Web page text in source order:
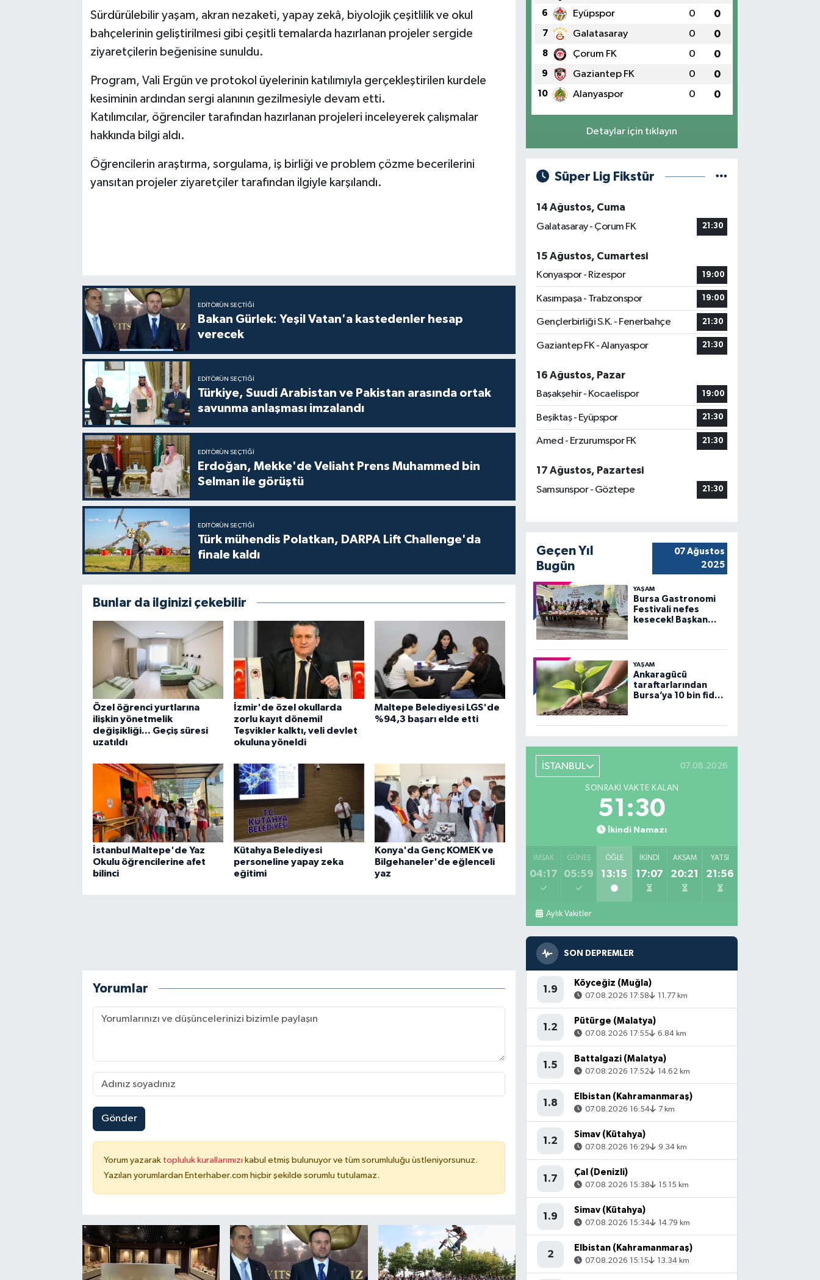
Sürdürülebilir yaşam, akran nezaketi, yapay zekâ, biyolojik çeşitlilik ve okul
bahçelerinin geliştirilmesi gibi çeşitli temalarda hazırlanan projeler sergide
ziyaretçilerin beğenisine sunuldu.
Program, Vali Ergün ve protokol üyelerinin katılımıyla gerçekleştirilen kurdele
kesiminin ardından sergi alanının gezilmesiyle devam etti.
Katılımcılar, öğrenciler tarafından hazırlanan projeleri inceleyerek çalışmalar
hakkında bilgi aldı.
Öğrencilerin araştırma, sorgulama, iş birliği ve problem çözme becerilerini
yansıtan projeler ziyaretçiler tarafından ilgiyle karşılandı.
EDITÖRÜN SEÇTIĞI
Bakan Gürlek: Yeşil Vatan'a kastedenler hesap
verecek
EDITÖRÜN SEÇTIĞI
Türkiye, Suudi Arabistan ve Pakistan arasında ortak
savunma anlaşması imzalandı
EDITÖRÜN SEÇTIĞI
Erdoğan, Mekke'de Veliaht Prens Muhammed bin
Selman ile görüştü
EDITÖRÜN SEÇTIĞI
Türk mühendis Polatkan, DARPA Lift Challenge'da
finale kaldı
Bunlar da ilginizi çekebilir
Özel öğrenci yurtlarına
ilişkin yönetmelik
değişikliği... Geçiş süresi
uzatıldı
İzmir'de özel okullarda
zorlu kayıt dönemi!
Teşvikler kalktı, veli devlet
okuluna yöneldi
Maltepe Belediyesi LGS'de
%94,3 başarı elde etti
İstanbul Maltepe'de Yaz
Okulu öğrencilerine afet
bilinci
Kütahya Belediyesi
personeline yapay zeka
eğitimi
Konya'da Genç KOMEK ve
Bilgehaneler'de eğlenceli
yaz
Yorumlar
Gönder
Yorum yazarak topluluk kurallarımızı kabul etmiş bulunuyor ve tüm sorumluluğu üstleniyorsunuz.
Yazılan yorumlardan Enterhaber.com hiçbir şekilde sorumlu tutulamaz.
6 Eyüpspor 0 0
7 Galatasaray 0 0
8 Çorum FK 0 0
9 Gaziantep FK 0 0
10 Alanyaspor 0 0
Detaylar için tıklayın
Süper Lig Fikstür
14 Ağustos, Cuma
Galatasaray - Çorum FK
21:30
15 Ağustos, Cumartesi
Konyaspor - Rizespor
19:00
Kasımpaşa - Trabzonspor 19:00
Gençlerbirliği S.K. - Fenerbahçe 21:30
Gaziantep FK - Alanyaspor 21:30
16 Ağustos, Pazar
Başakşehir - Kocaelispor
19:00
Beşiktaş - Eyüpspor 21:30
Amed - Erzurumspor FK 21:30
17 Ağustos, Pazartesi
Samsunspor - Göztepe
21:30
Geçen Yıl
Bugün
07 Ağustos
2025
YAŞAM
Bursa Gastronomi
Festivali nefes
kesecek! Başkan
açıklama
YAŞAM
Ankaragücü
taraftarlarından
Bursa’ya 10 bin fidan
İSTANBUL 07.08.2026
SONRAKI VAKTE KALAN
51:29
İkindi Namazı
İMSAK
04:17
GÜNEŞ
05:59
ÖĞLE
13:15
İKINDI
17:07
AKŞAM
20:21
YATSI
21:56
Aylık Vakitler
SON DEPREMLER
1.9
Köyceğiz (Muğla)
07.08.2026 17:58 11.77 km
1.2
Pütürge (Malatya)
07.08.2026 17:55 6.84 km
1.5
Battalgazi (Malatya)
07.08.2026 17:52 14.62 km
1.8
Elbistan (Kahramanmaraş)
07.08.2026 16:54 7 km
1.2
Simav (Kütahya)
07.08.2026 16:29 9.34 km
1.7
Çal (Denizli)
07.08.2026 15:38 15.15 km
1.9
Simav (Kütahya)
07.08.2026 15:34 14.79 km
2
Elbistan (Kahramanmaraş)
07.08.2026 15:15 13.34 km